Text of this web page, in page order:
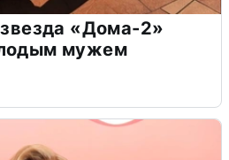
«Дома-2»
мужем